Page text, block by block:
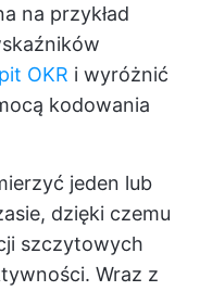
na przykład
OKR i wyróżnić
kodowania
jeden lub
dzięki czemu
szczytowych
Wraz z